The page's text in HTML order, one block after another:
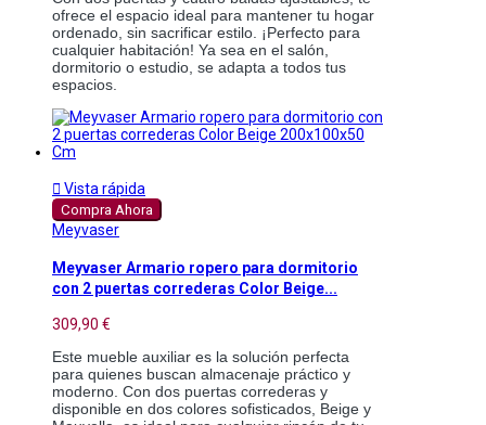
ofrece el espacio ideal para mantener tu hogar
ordenado, sin sacrificar estilo. ¡Perfecto para
cualquier habitación! Ya sea en el salón,
dormitorio o estudio, se adapta a todos tus
espacios.
 Vista rápida
Compra Ahora
Meyvaser
Meyvaser Armario ropero para dormitorio
con 2 puertas correderas Color Beige...
309,90 €
Este mueble auxiliar es la solución perfecta
para quienes buscan almacenaje práctico y
moderno. Con dos puertas correderas y
disponible en dos colores sofisticados, Beige y